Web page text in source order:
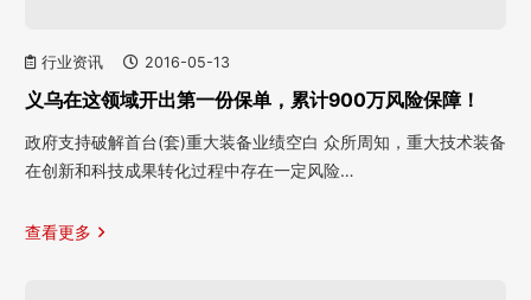
行业资讯 2016-05-13
义乌在这领域开出第一份保单，累计900万风险保障！
政府支持破解首台(套)重大装备业绩空白 众所周知，重大技术装备
在创新和科技成果转化过程中存在一定风险…
查看更多